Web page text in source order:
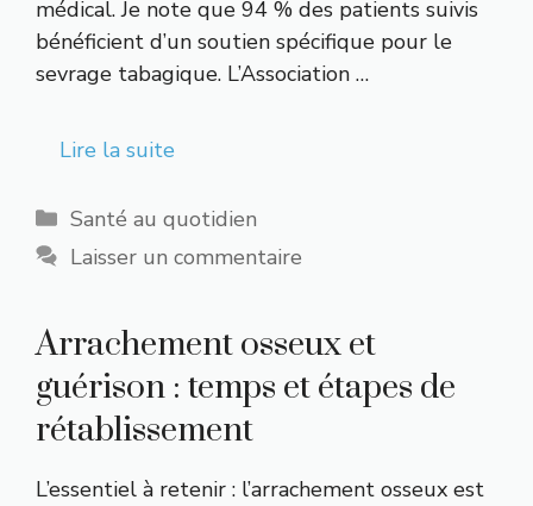
médical. Je note que 94 % des patients suivis
bénéficient d’un soutien spécifique pour le
sevrage tabagique. L’Association …
Lire la suite
Catégories
Santé au quotidien
Laisser un commentaire
Arrachement osseux et
guérison : temps et étapes de
rétablissement
L’essentiel à retenir : l’arrachement osseux est